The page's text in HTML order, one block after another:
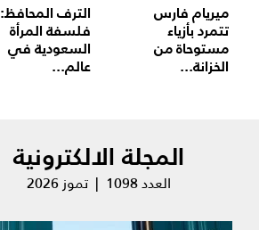
ميريام فارس
تتمرد بأزياء
مستوحاة من
الخزانة...
الترف المحافظ:
فلسفة المرأة
السعودية في
عالم...
المجلة الالكترونية
العدد 1098 | تموز 2026